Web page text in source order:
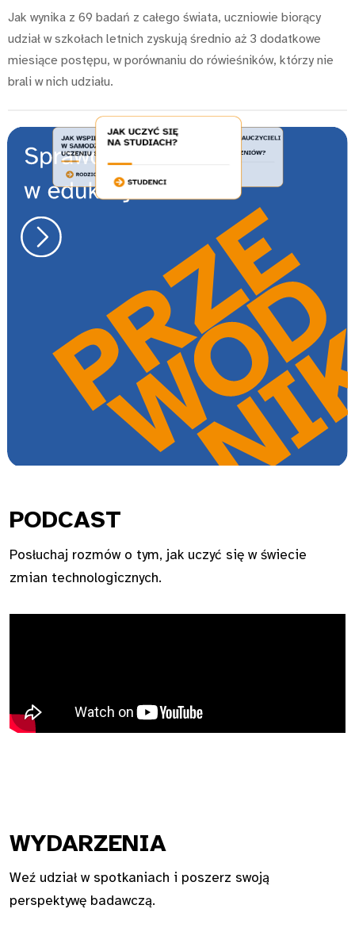
Jak wynika z 69 badań z całego świata, uczniowie biorący
udział w szkołach letnich zyskują średnio aż 3 dodatkowe
miesiące postępu, w porównaniu do rówieśników, którzy nie
brali w nich udziału.
PODCAST
Posłuchaj rozmów o tym, jak uczyć się w świecie
zmian technologicznych.
WYDARZENIA
Weź udział w spotkaniach i poszerz swoją
perspektywę badawczą.